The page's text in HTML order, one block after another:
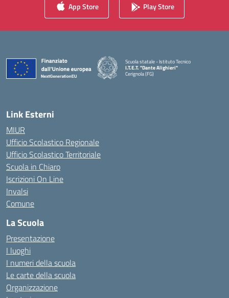
App Store Play Store
Scuola statale - Istituto Tecnico
I.T.E.T. "Dante Alighieri"
Cerignola (FG)
— Visita la pagina iniziale della scuola
Link Esterni
MIUR
Ufficio Scolastico Regionale
Ufficio Scolastico Territoriale
Scuola in Chiaro
Iscrizioni On Line
Invalsi
Comune
La Scuola
Presentazione
I luoghi
I numeri della scuola
Le carte della scuola
Organizzazione